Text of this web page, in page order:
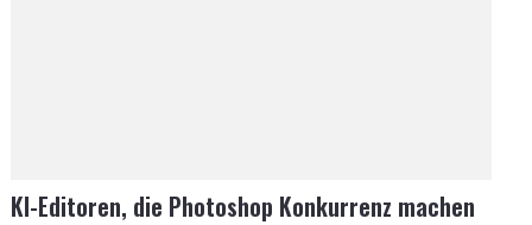
KI-Editoren, die Photoshop Konkurrenz machen